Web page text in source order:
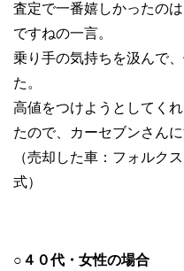
査定で一番嬉しかったの
ですねの一言。
乗り手の気持ちを汲んで
た。
高値をつけようとしてく
たので、カーセブンさんに
（売却した車：フォルク
式）
○４０代・女性の場合